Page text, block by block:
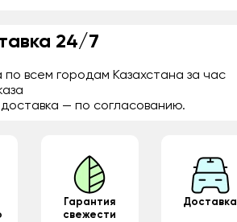
24/7
по всем городам Казахстана за час
— по согласованию.
Гарантия
свежести
Доставка